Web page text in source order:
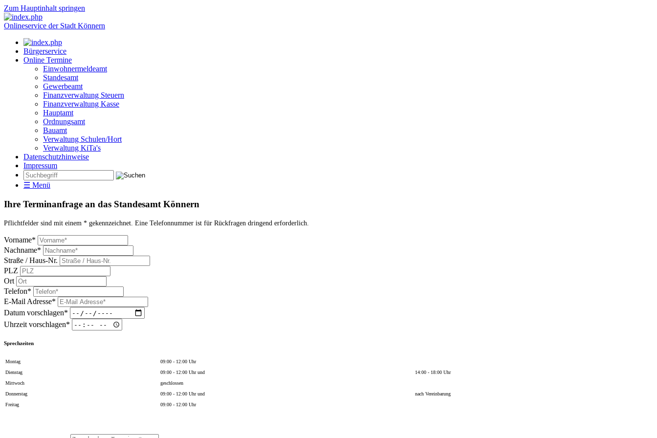
Zum Hauptinhalt springen
Onlineservice der Stadt Könnern
Bürgerservice
Online Termine
Einwohnermeldeamt
Standesamt
Gewerbeamt
Finanzverwaltung Steuern
Finanzverwaltung Kasse
Hauptamt
Ordnungsamt
Bauamt
Verwaltung Schulen/Hort
Verwaltung KiTa's
Datenschutzhinweise
Impressum
☰ Menü
Ihre Terminanfrage an das Standesamt Könnern
Pflichtfelder sind mit einem * gekennzeichnet. Eine Telefonnummer ist für Rückfragen dringend erforderlich.
Vorname*
Nachname*
Straße / Haus-Nr.
PLZ
Ort
Telefon*
E-Mail Adresse*
Datum vorschlagen*
Uhrzeit vorschlagen*
Sprechzeiten
Montag
09:00 - 12:00 Uhr
Dienstag
09:00 - 12:00 Uhr und
14:00 - 18:00 Uhr
Mittwoch
geschlossen
Donnerstag
09:00 - 12:00 Uhr und
nach Vereinbarung
Freitag
09:00 - 12:00 Uhr